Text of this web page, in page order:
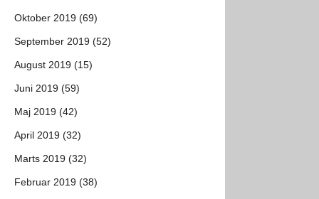
Oktober 2019 (69)
September 2019 (52)
August 2019 (15)
Juni 2019 (59)
Maj 2019 (42)
April 2019 (32)
Marts 2019 (32)
Februar 2019 (38)